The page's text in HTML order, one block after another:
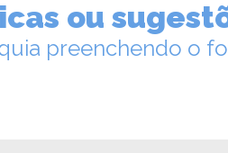
ou
preenchendo o